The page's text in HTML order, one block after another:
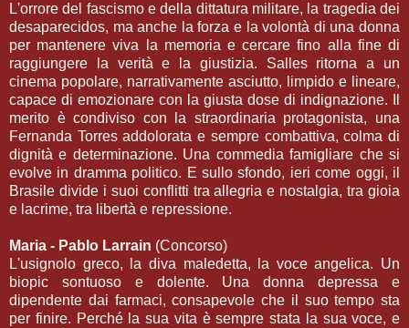
L'orrore del fascismo e della dittatura militare, la tragedia dei
desaparecidos, ma anche la forza e la volontà di una donna
per mantenere viva la memoria e cercare fino alla fine di
raggiungere la verità e la giustizia. Salles ritorna a un
cinema popolare, narrativamente asciutto, limpido e lineare,
capace di emozionare con la giusta dose di indignazione. Il
merito è condiviso con la straordinaria protagonista, una
Fernanda Torres addolorata e sempre combattiva, colma di
dignità e determinazione. Una commedia famigliare che si
evolve in dramma politico. E sullo sfondo, ieri come oggi, il
Brasile divide i suoi conflitti tra allegria e nostalgia, tra gioia
e lacrime, tra libertà e repressione.
Maria - Pablo Larrain (Concorso)
L'usignolo greco, la diva maledetta, la voce angelica. Un
biopic sontuoso e dolente. Una donna depressa e
dipendente dai farmaci, consapevole che il suo tempo sta
per finire. Perché la sua vita è sempre stata la sua voce, e